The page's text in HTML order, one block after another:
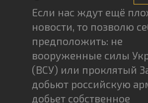
Если нас ждут ещё
новости, то позволю
предположить: не
вооруженные силы
(ВСУ) или проклятый
добьют российскую
добьет собственное